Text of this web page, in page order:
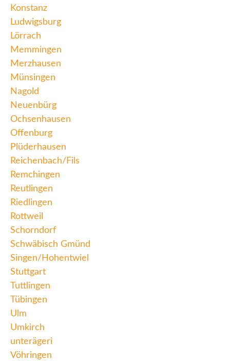
Konstanz
Ludwigsburg
Lörrach
Memmingen
Merzhausen
Münsingen
Nagold
Neuenbürg
Ochsenhausen
Offenburg
Plüderhausen
Reichenbach/Fils
Remchingen
Reutlingen
Riedlingen
Rottweil
Schorndorf
Schwäbisch Gmünd
Singen/Hohentwiel
Stuttgart
Tuttlingen
Tübingen
Ulm
Umkirch
unterägeri
Vöhringen